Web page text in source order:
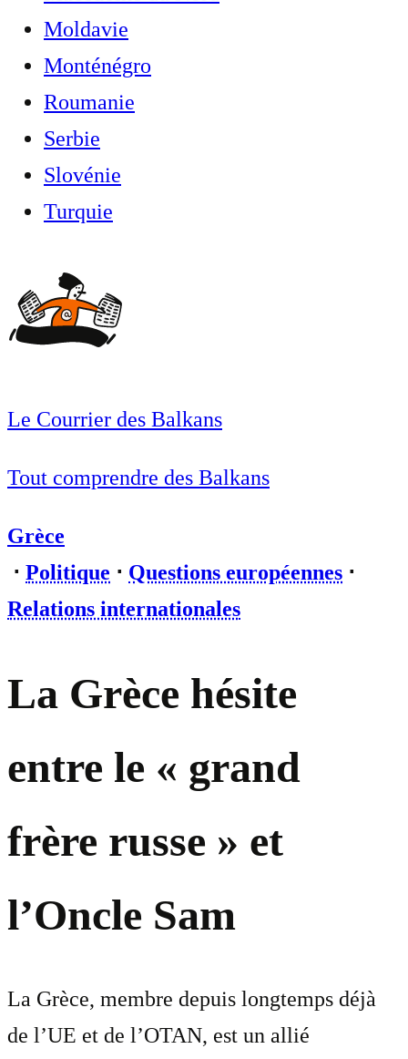
Moldavie
Monténégro
Roumanie
Serbie
Slovénie
Turquie
Le Courrier des Balkans
Tout comprendre des Balkans
Grèce
⋅ Politique ⋅ Questions européennes ⋅
Relations internationales
La Grèce hésite
entre le « grand
frère russe » et
l’Oncle Sam
La Grèce, membre depuis longtemps déjà
de l’UE et de l’OTAN, est un allié